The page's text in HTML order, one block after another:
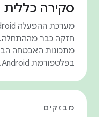
סקירה
חזקה כבר
מתכונות האבטחה
בפלטפורמת Android.
מבזקים